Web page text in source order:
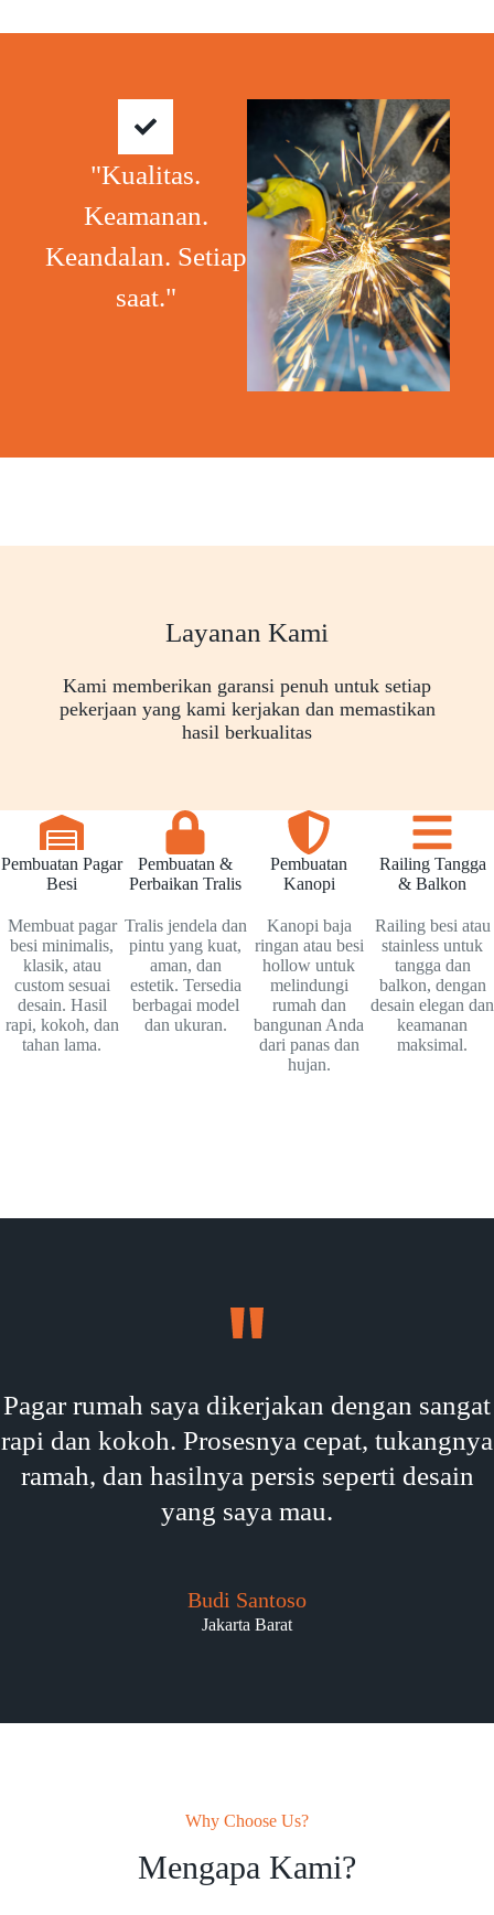
"Kualitas.
Keamanan.
Keandalan. Setiap
saat."
Layanan Kami
Kami memberikan garansi penuh untuk setiap
pekerjaan yang kami kerjakan dan memastikan
hasil berkualitas
Pembuatan Pagar
Besi
Membuat pagar
besi minimalis,
klasik, atau
custom sesuai
desain. Hasil
rapi, kokoh, dan
tahan lama.
Pembuatan &
Perbaikan Tralis
Tralis jendela dan
pintu yang kuat,
aman, dan
estetik. Tersedia
berbagai model
dan ukuran.
Pembuatan
Kanopi
Kanopi baja
ringan atau besi
hollow untuk
melindungi
rumah dan
bangunan Anda
dari panas dan
hujan.
Railing Tangga
& Balkon
Railing besi atau
stainless untuk
tangga dan
balkon, dengan
desain elegan dan
keamanan
maksimal.
Pagar rumah saya dikerjakan dengan sangat
rapi dan kokoh. Prosesnya cepat, tukangnya
ramah, dan hasilnya persis seperti desain
yang saya mau.
Budi Santoso
Jakarta Barat
Why Choose Us?
Mengapa Kami?